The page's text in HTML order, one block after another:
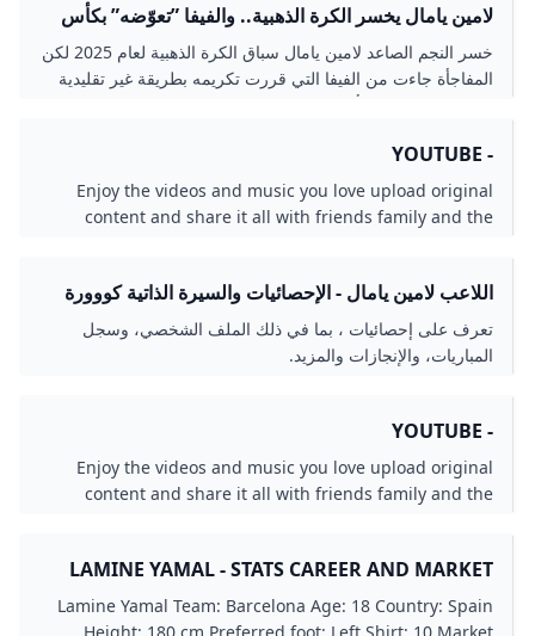
لامين يامال يخسر الكرة الذهبية.. والفيفا ”تعوّضه” بكأس
الخس تقديرًا لجهوده الصباح الرياضى الصباح اليوم
خسر النجم الصاعد لامين يامال سباق الكرة الذهبية لعام 2025 لكن
المفاجأة جاءت من الفيفا التي قررت تكريمه بطريقة غير تقليدية
حيث منحته جائزة كأس الخس تقدير ا لما…
- YOUTUBE
Enjoy the videos and music you love upload original
content and share it all with friends family and the
اللاعب لامين يامال - الإحصائيات والسيرة الذاتية كووورة
تعرف على إحصائيات ، بما في ذلك الملف الشخصي، وسجل
المباريات، والإنجازات والمزيد.
- YOUTUBE
Enjoy the videos and music you love upload original
content and share it all with friends family and the
LAMINE YAMAL - STATS CAREER AND MARKET
VALUE
Lamine Yamal Team: Barcelona Age: 18 Country: Spain
Height: 180 cm Preferred foot: Left Shirt: 10 Market